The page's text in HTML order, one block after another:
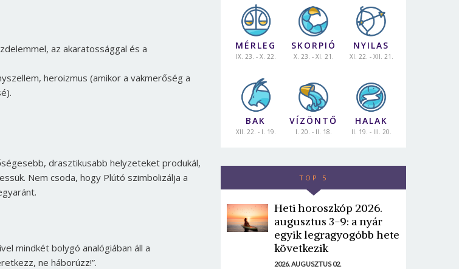
az akaratossággal és a
heroizmus (amikor a vakmerőség a
drasztikusabb helyzeteket produkál,
Nem csoda, hogy Plútó szimbolizálja a
mindkét bolygó analógiában áll a
ne háborúzz!”.
MÉRLEG
IX. 23. - X. 22.
SKORPIÓ
X. 23. - XI. 21.
NYILAS
XI. 22. - XII. 21.
BAK
XII. 22. - I. 19.
VÍZÖNTŐ
I. 20. - II. 18.
HALAK
II. 19. - III. 20.
TOP 5
Heti horoszkóp 2026.
augusztus 3-9: a nyár
egyik legragyogóbb hete
következik
2026. AUGUSZTUS 02.